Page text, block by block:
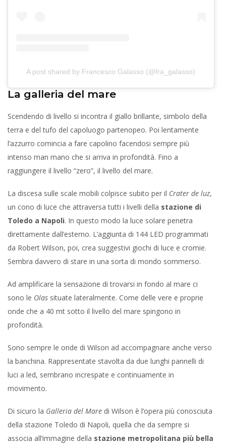
A post shared by Francesco Galasso (@fra_galasso)
La galleria del mare
Scendendo di livello si incontra il giallo brillante, simbolo della
terra e del tufo del capoluogo partenopeo. Poi lentamente
l’azzurro comincia a fare capolino facendosi sempre più
intenso man mano che si arriva in profondità. Fino a
raggiungere il livello “zero”, il livello del mare.
La discesa sulle scale mobili colpisce subito per il Crater de luz,
un cono di luce che attraversa tutti i livelli della stazione di
Toledo a Napoli. In questo modo la luce solare penetra
direttamente dall’esterno. L’aggiunta di 144 LED programmati
da Robert Wilson, poi, crea suggestivi giochi di luce e cromie.
Sembra davvero di stare in una sorta di mondo sommerso.
Ad amplificare la sensazione di trovarsi in fondo al mare ci
sono le Olas situate lateralmente. Come delle vere e proprie
onde che a 40 mt sotto il livello del mare spingono in
profondità.
Sono sempre le onde di Wilson ad accompagnare anche verso
la banchina. Rappresentate stavolta da due lunghi pannelli di
luci a led, sembrano increspate e continuamente in
movimento.
Di sicuro la Galleria del Mare di Wilson è l’opera più conosciuta
della stazione Toledo di Napoli, quella che da sempre si
associa all’immagine della stazione metropolitana più bella